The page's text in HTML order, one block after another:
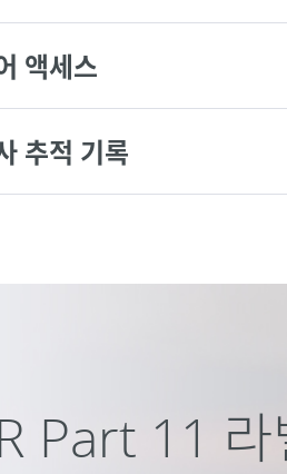
액세스
추적 기록
Part 11 라